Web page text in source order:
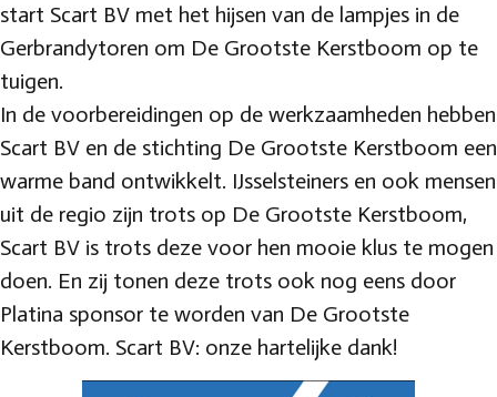
start Scart BV met het hijsen van de lampjes in de
Gerbrandytoren om De Grootste Kerstboom op te
tuigen.
In de voorbereidingen op de werkzaamheden hebben
Scart BV en de stichting De Grootste Kerstboom een
warme band ontwikkelt. IJsselsteiners en ook mensen
uit de regio zijn trots op De Grootste Kerstboom,
Scart BV is trots deze voor hen mooie klus te mogen
doen. En zij tonen deze trots ook nog eens door
Platina sponsor te worden van De Grootste
Kerstboom. Scart BV: onze hartelijke dank!